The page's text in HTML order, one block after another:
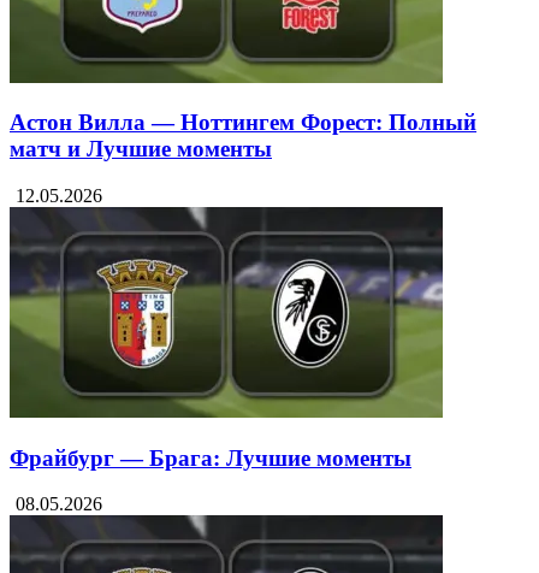
Астон Вилла — Ноттингем Форест: Полный
матч и Лучшие моменты
12.05.2026
Фрайбург — Брага: Лучшие моменты
08.05.2026